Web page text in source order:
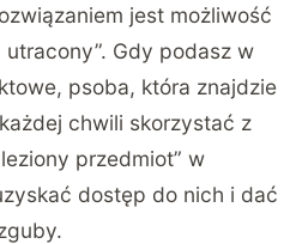
jest możliwość
Gdy podasz w
psoba, która znajdzie
chwili skorzystać z
przedmiot” w
dostęp do nich i dać